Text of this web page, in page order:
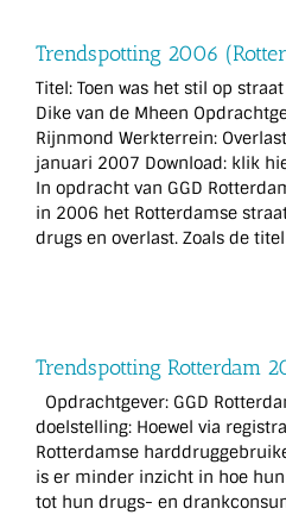
Trendspotting 2006
Titel: Toen was het stil op
Dike van de Mheen
Rijnmond Werkterrein:
januari 2007 Download: klik
In opdracht van GGD
in 2006 het Rotterdamse
drugs en overlast. Zoals de
Trendspotting Rotterdam
Opdrachtgever: GGD
doelstelling: Hoewel via
Rotterdamse
is er minder inzicht in hoe
tot hun drugs- en